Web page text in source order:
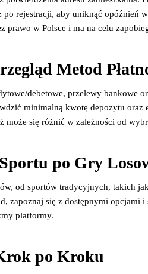
rejestracji, aby uniknąć opóźnień w
prawo w Polsce i ma na celu
Metod
debetowe, przelewy bankowe
minimalną kwotę depozytu oraz
może się różnić w zależności od
po Gry
od sportów tradycyjnych, takich
zapoznaj się z dostępnymi opcjami i
platformy.
po Kroku